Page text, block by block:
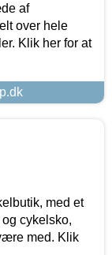
af
over hele
Klik her for at
med et
cykelsko,
med. Klik